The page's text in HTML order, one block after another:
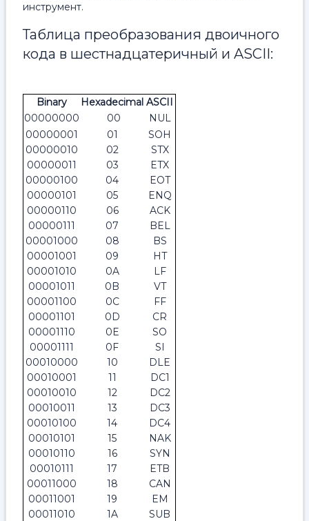
инструмент.
Таблица преобразования двоичного
кода в шестнадцатеричный и ASCII:
Binary Hexadecimal ASCII
00000000
00
NUL
00000001
01
SOH
00000010
02
STX
00000011
03
ETX
00000100
04
EOT
00000101
05
ENQ
00000110
06
ACK
00000111
07
BEL
00001000
08
BS
00001001
09
HT
00001010
0A
LF
00001011
0B
VT
00001100
0C
FF
00001101
0D
CR
00001110
0E
SO
00001111
0F
SI
00010000
10
DLE
00010001
11
DC1
00010010
12
DC2
00010011
13
DC3
00010100
14
DC4
00010101
15
NAK
00010110
16
SYN
00010111
17
ETB
00011000
18
CAN
00011001
19
EM
00011010
1A
SUB